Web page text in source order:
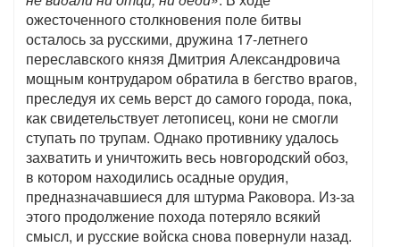
ожесточенного столкновения поле битвы
осталось за русскими, дружина 17-летнего
переславского князя Дмитрия Александровича
мощным контрударом обратила в бегство врагов,
преследуя их семь верст до самого города, пока,
как свидетельствует летописец, кони не смогли
ступать по трупам. Однако противнику удалось
захватить и уничтожить весь новгородский обоз,
в котором находились осадные орудия,
предназначавшиеся для штурма Раковора. Из-за
этого продолжение похода потеряло всякий
смысл, и русские войска снова повернули назад.